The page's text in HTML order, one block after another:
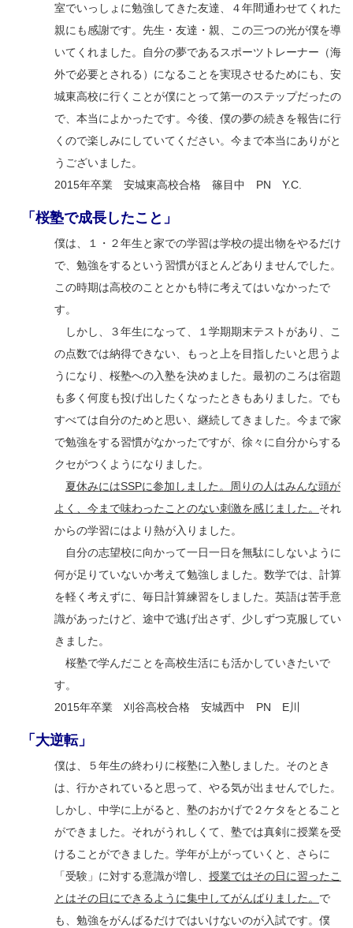
室でいっしょに勉強してきた友達、４年間通わせてくれた
親にも感謝です。先生・友達・親、この三つの光が僕を導
いてくれました。自分の夢であるスポーツトレーナー（海
外で必要とされる）になることを実現させるためにも、安
城東高校に行くことが僕にとって第一のステップだったの
で、本当によかったです。今後、僕の夢の続きを報告に行
くので楽しみにしていてください。今まで本当にありがと
うございました。
2015年卒業 安城東高校合格 篠目中 PN Y.C.
「桜塾で成長したこと」
僕は、１・２年生と家での学習は学校の提出物をやるだけ
で、勉強をするという習慣がほとんどありませんでした。
この時期は高校のこととかも特に考えてはいなかったで
す。
しかし、３年生になって、１学期期末テストがあり、こ
の点数では納得できない、もっと上を目指したいと思うよ
うになり、桜塾への入塾を決めました。最初のころは宿題
も多く何度も投げ出したくなったときもありました。でも
すべては自分のためと思い、継続してきました。今まで家
で勉強をする習慣がなかったですが、徐々に自分からする
クセがつくようになりました。
夏休みにはSSPに参加しました。周りの人はみんな頭が
よく、今まで味わったことのない刺激を感じました。 それ
からの学習にはより熱が入りました。
自分の志望校に向かって一日一日を無駄にしないように
何が足りていないか考えて勉強しました。数学では、計算
を軽く考えずに、毎日計算練習をしました。英語は苦手意
識があったけど、途中で逃げ出さず、少しずつ克服してい
きました。
桜塾で学んだことを高校生活にも活かしていきたいで
す。
2015年卒業 刈谷高校合格 安城西中 PN E川
「大逆転」
僕は、５年生の終わりに桜塾に入塾しました。そのとき
は、行かされていると思って、やる気が出ませんでした。
しかし、中学に上がると、塾のおかげで２ケタをとること
ができました。それがうれしくて、塾では真剣に授業を受
けることができました。学年が上がっていくと、さらに
「受験」に対する意識が増し、 授業ではその日に習ったこ
とはその日にできるように集中してがんばりました。 で
も、勉強をがんばるだけではいけないのが入試です。僕